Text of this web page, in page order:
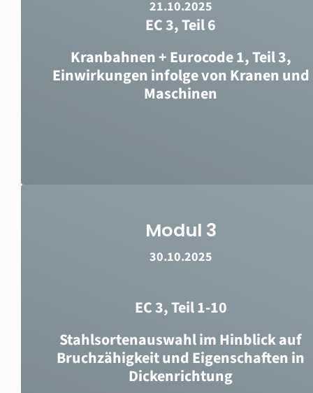
21.10.2025
EC 3, Teil 6
Kranbahnen + Eurocode 1, Teil 3,
Einwirkungen infolge von Kranen und
Maschinen
Modul 3
30.10.2025
EC 3, Teil 1-10
Stahlsortenauswahl im Hinblick auf
Bruchzähigkeit und Eigenschaften in
Dickenrichtung